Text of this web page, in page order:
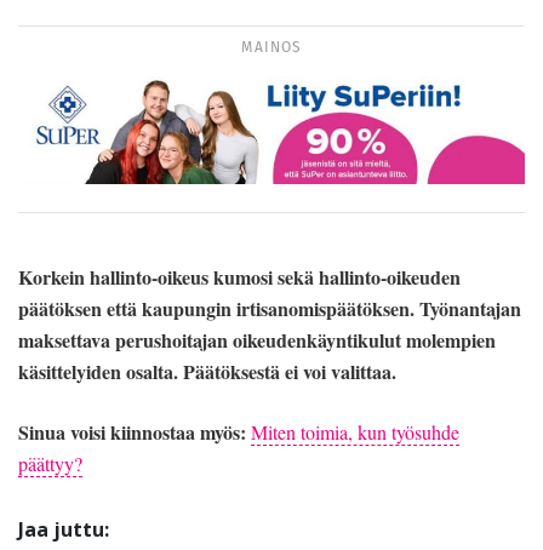
MAINOS
Korkein hallinto-oikeus kumosi sekä hallinto-oikeuden
päätöksen että kaupungin irtisanomispäätöksen. Työnantajan
maksettava perushoitajan oikeudenkäyntikulut molempien
käsittelyiden osalta. Päätöksestä ei voi valittaa.
Sinua voisi kiinnostaa myös: Miten toimia, kun työsuhde
päättyy?